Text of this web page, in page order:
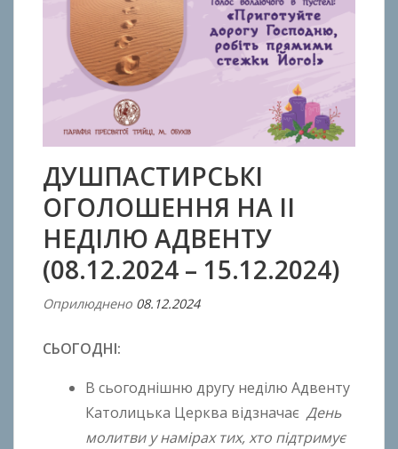
ДУШПАСТИРСЬКІ
ОГОЛОШЕННЯ НА ІІ
НЕДІЛЮ АДВЕНТУ
(08.12.2024 – 15.12.2024)
Оприлюднено 08.12.2024В
n
t
o
СЬОГОДНІ:
В сьогоднішню другу неділю Адвенту
Католицька Церква відзначає День
молитви у намірах тих, хто підтримує